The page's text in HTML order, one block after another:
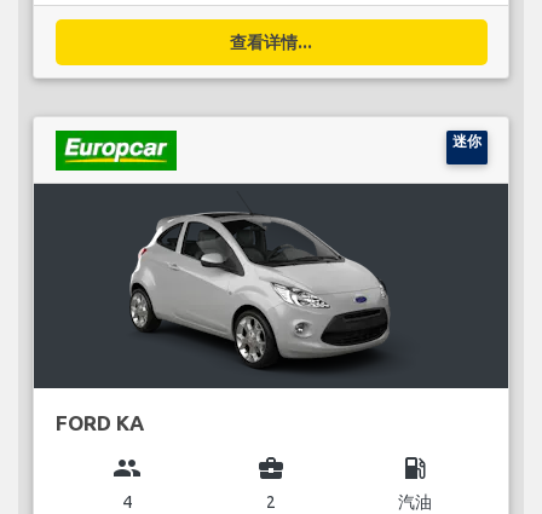
查看详情...
迷你
FORD KA
group
4
business_center
2
local_gas_station
汽油